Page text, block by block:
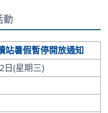
動
站暑假暫停開放通知
日(星期三)